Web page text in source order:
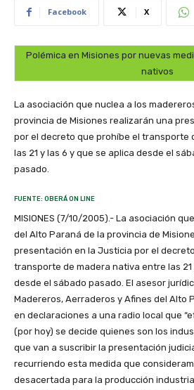
Facebook X
Polémica en Misiones por nuevas
nativos
La asociación que nuclea a los
provincia de Misiones realizarán una
por el decreto que prohíbe el transporte
las 21 y las 6 y que se aplica desde el
pasado.
FUENTE: OBERÁ ON LINE
MISIONES (7/10/2005).- La asociación
del Alto Paraná de la provincia de
presentación en la Justicia por el
transporte de madera nativa entre las 21
desde el sábado pasado. El asesor
Madereros, Aerraderos y Afines del Alto
en declaraciones a una radio local que
(por hoy) se decide quienes son los
que van a suscribir la presentación
recurriendo esta medida que
desacertada para la producción